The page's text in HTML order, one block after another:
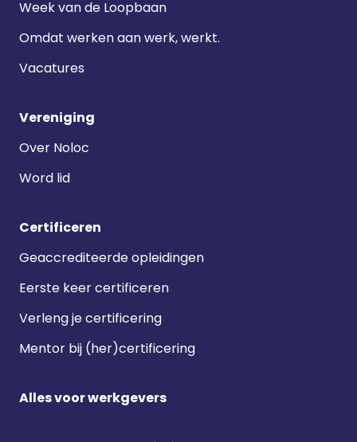
Week van de Loopbaan
Omdat werken aan werk, werkt.
Vacatures
Vereniging
Over Noloc
Word lid
Certificeren
Geaccrediteerde opleidingen
Eerste keer certificeren
Verleng je certificering
Mentor bij (her)certificering
Alles voor werkgevers